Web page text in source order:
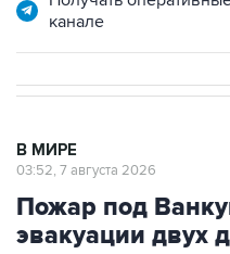
Пожар под
эвакуации двух
получили